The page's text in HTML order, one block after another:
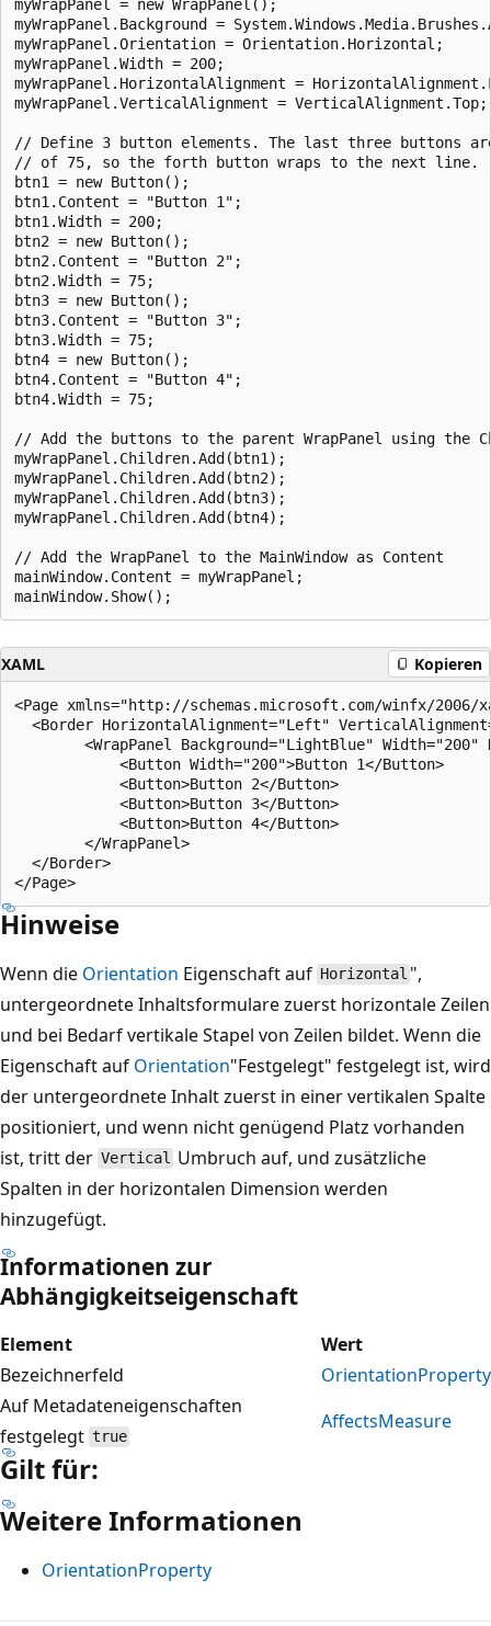
myWrapPanel = new WrapPanel();
myWrapPanel.Background =
myWrapPanel.Orientation = Orientation.Horizontal;
myWrapPanel.Width = 200;
myWrapPanel.HorizontalAlignment =
myWrapPanel.VerticalAlignment = VerticalAlignment.Top;
// Define 3 button elements. The last three buttons
// of 75, so the forth button wraps to the next line.
btn1 = new Button();
btn1.Content = "Button 1";
btn1.Width = 200;
btn2 = new Button();
btn2.Content = "Button 2";
btn2.Width = 75;
btn3 = new Button();
btn3.Content = "Button 3";
btn3.Width = 75;
btn4 = new Button();
btn4.Content = "Button 4";
btn4.Width = 75;
// Add the buttons to the parent WrapPanel using the
myWrapPanel.Children.Add(btn1);
myWrapPanel.Children.Add(btn2);
myWrapPanel.Children.Add(btn3);
myWrapPanel.Children.Add(btn4);
// Add the WrapPanel to the MainWindow as Content
mainWindow.Content = myWrapPanel;
XAML Kopieren
<Page xmlns="http://schemas.microsoft.com/winfx/2006/
<Border HorizontalAlignment="Left"
<WrapPanel Background="LightBlue" Width="200"
            <Button Width="200">Button 1</Button>
            <Button>Button 2</Button>
            <Button>Button 3</Button>
            <Button>Button 4</Button>
        </WrapPanel>
  </Border>
Hinweise
Wenn die Orientation Eigenschaft auf Horizontal ",
untergeordnete Inhaltsformulare zuerst horizontale Zeilen
und bei Bedarf vertikale Stapel von Zeilen bildet. Wenn die
Eigenschaft auf Orientation"Festgelegt" festgelegt ist, wird
der untergeordnete Inhalt zuerst in einer vertikalen Spalte
positioniert, und wenn nicht genügend Platz vorhanden
ist, tritt der Vertical Umbruch auf, und zusätzliche
Spalten in der horizontalen Dimension werden
hinzugefügt.
Informationen zur
Abhängigkeitseigenschaft
Element
Wert
Bezeichnerfeld
OrientationProperty
Auf Metadateneigenschaften
festgelegt true
AffectsMeasure
Gilt für:
Weitere Informationen
OrientationProperty
Lesemodus